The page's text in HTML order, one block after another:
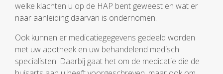
welke klachten u op de HAP bent geweest en wat er
naar aanleiding daarvan is ondernomen.
Ook kunnen er medicatiegegevens gedeeld worden
met uw apotheek en uw behandelend medisch
specialisten. Daarbij gaat het om de medicatie die de